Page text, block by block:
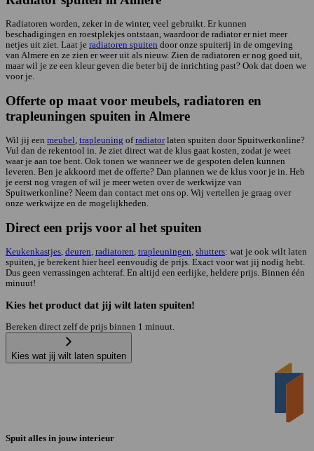
Radiatoren worden, zeker in de winter, veel gebruikt. Er kunnen
beschadigingen en roestplekjes ontstaan, waardoor de radiator er niet meer
netjes uit ziet. Laat je radiatoren spuiten door onze spuiterij in de omgeving
van Almere en ze zien er weer uit als nieuw. Zien de radiatoren er nog goed uit,
maar wil je ze een kleur geven die beter bij de inrichting past? Ook dat doen we
voor je.
Offerte op maat voor meubels, radiatoren en
trapleuningen spuiten in Almere
Wil jij een meubel trapleuning ofradiatorlaten spuiten door Spuitwerkonline?
Vul dan de rekentool in. Je ziet direct wat de klus gaat kosten, zodat je weet
waar je aan toe bent. Ook tonen we wanneer we de gespoten delen kunnen
leveren. Ben je akkoord met de offerte? Dan plannen we de klus voor je in. Heb
je eerst nog vragen of wil je meer weten over de werkwijze van
Spuitwerkonline? Neem dan contact met ons op. Wij vertellen je graag over
onze werkwijze en de mogelijkheden.
Direct een prijs voor al het spuiten
Keukenkastjes deuren radiatoren trapleuningen shutters: wat je ook wilt laten
spuiten, je berekent hier heel eenvoudig de prijs. Exact voor wat jij nodig hebt.
Dus geen verrassingen achteraf. En altijd een eerlijke, heldere prijs. Binnen één
minuut!
Kies het product dat jij wilt laten spuiten!
Bereken direct zelf de prijs binnen 1 minuut.
Kies wat jij wilt laten spuiten
Spuit alles in jouw interieur